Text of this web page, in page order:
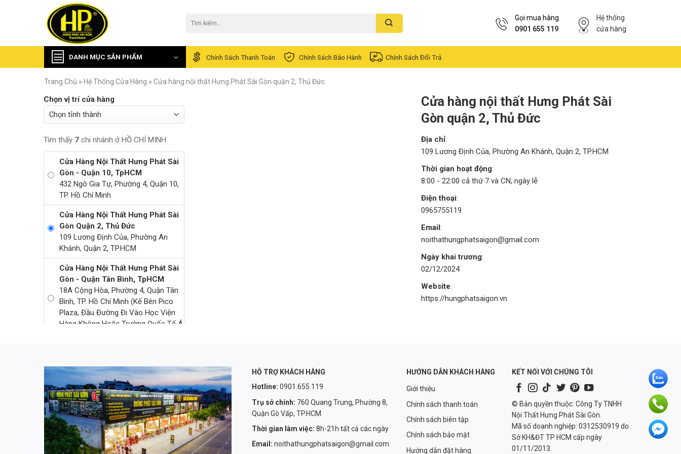
kiếm:
Gọi mua hàng
0901 655 119
Hệ thống
cửa hàng
DANH MỤC SẢN PHẨM Chính Sách Thanh Toán Chính Sách Bảo Hành Chính Sách Đổi Trả
Trang Chủ » Hệ Thống Cửa Hàng » Cửa hàng nội thất Hưng Phát Sài Gòn quận 2, Thủ Đức
Chọn vị trí cửa hàng
Tìm thấy 7chi nhánh ở HỒ CHÍ MINH
Cửa Hàng Nội Thất Hưng Phát Sài
Gòn - Quận 10, TpHCM
432 Ngô Gia Tự, Phường 4, Quận 10,
TP. Hồ Chí Minh
Cửa Hàng Nội Thất Hưng Phát Sài
Gòn Quận 2, Thủ Đức
109 Lương Định Của, Phường An
Khánh, Quận 2, TP.HCM
Cửa Hàng Nội Thất Hưng Phát Sài
Gòn - Quận Tân Bình, TpHCM
18A Cộng Hòa, Phường 4, Quận Tân
Bình, TP. Hồ Chí Minh (kế Bên Pico
Plaza, Đầu Đường Đi Vào Học Viện
Hàng Không Hoặc Trường Quốc Tế Á
Gòn - Quận 7, TpHCM
421 Nguyễn Thị Thập, P Tân Phong,
Quận 7, TP. Hồ Chí Minh
Cửa Hàng Nội Thất Hưng Phát Sài
Gòn - Khu Đô Thị Vạn Phúc, Thủ
Đức
61 Đinh Thị Thi, Khu Đô Thị Vạn
Cửa hàng nội thất Hưng Phát Sài
Gòn quận 2, Thủ Đức
Địa chỉ:
109 Lương Định Của, Phường An Khánh, Quận 2, TP.HCM
Thời gian hoạt động:
8:00 - 22:00 cả thứ 7 và CN, ngày lễ
Điện thoại:
0965755119
Email:
noithathungphatsaigon@gmail.com
Ngày khai trương:
02/12/2024
Website:
https://hungphatsaigon.vn
HỖ TRỢ KHÁCH HÀNG
Hotline: 0901.655.119
Trụ sở chính: 760 Quang Trung, Phường 8,
Quận Gò Vấp, TP.HCM
Thời gian làm việc: 8h-21h tất cả các ngày
Email: noithathungphatsaigon@gmail.com
HƯỚNG DẪN KHÁCH HÀNG
Giới thiệu
Chính sách thanh toán
Chính sách biên tập
Chính sách bảo mật
Hướng dẫn đặt hàng
KẾT NỐI VỚI CHÚNG TÔI
© Bản quyền thuộc: Công Ty TNHH
Nội Thất Hưng Phát Sài Gòn.
Mã số doanh nghiệp: 0312530919 do
Sở KH&ĐT TP HCM cấp ngày
01/11/2013.